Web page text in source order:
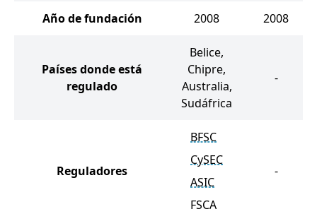
Año de fundación 2008 2008
Países donde está
regulado
Belice,
Chipre,
Australia,
Sudáfrica
-
Reguladores
BFSC
CySEC
ASIC
FSCA
-